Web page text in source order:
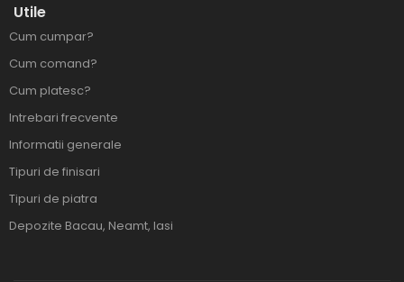
Utile
Cum cumpar?
Cum comand?
Cum platesc?
Intrebari frecvente
Informatii generale
Tipuri de finisari
Tipuri de piatra
Depozite Bacau, Neamt, Iasi